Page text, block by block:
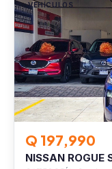
VEHÍCULOS
Q 197,990
NISSAN ROGUE